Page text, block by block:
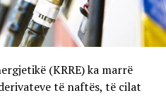
(KRRE) ka marrë
të naftës, të cilat